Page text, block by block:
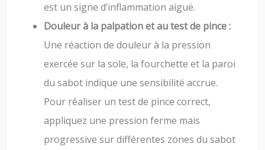
est un signe d’inflammation aiguë.
Douleur à la palpation et au test de pince :
Une réaction de douleur à la pression
exercée sur la sole, la fourchette et la paroi
du sabot indique une sensibilité accrue.
Pour réaliser un test de pince correct,
appliquez une pression ferme mais
progressive sur différentes zones du sabot